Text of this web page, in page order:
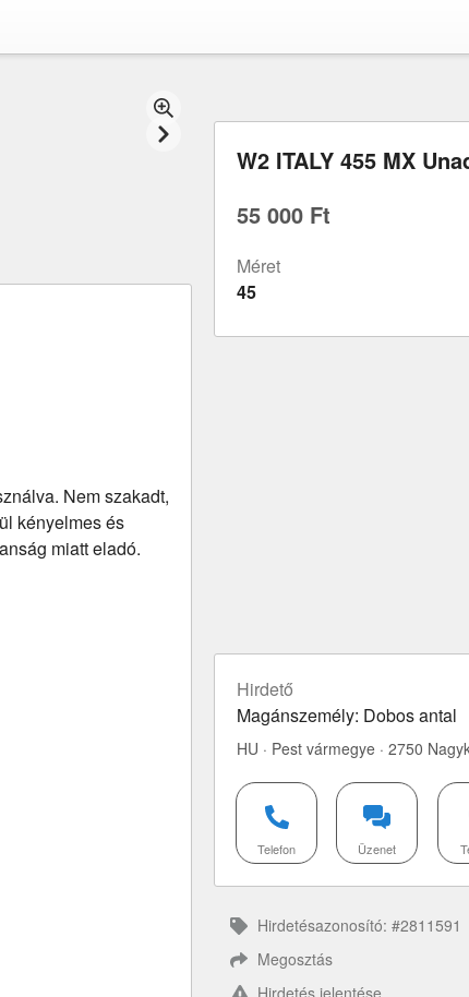
W2 ITALY 455 MX
55 000 Ft
Méret
45
Hirdető
Magánszemély: Dobos antal
HU · Pest vármegye · 2750
Telefon Üzenet
Hirdetésazonosító: #2811591
Megosztás
Hirdetés jelentése
Nem szakadt,
kényelmes és
miatt eladó.